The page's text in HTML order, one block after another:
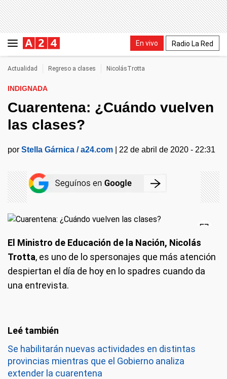
En vivo Radio La Red
Actualidad Regreso a clases NicolásTrotta
INDIGNADA
Cuarentena: ¿Cuándo vuelven
las clases?
por Stella Gárnica / a24.com 22 de abril de 2020 - 22:31
El Ministro de Educación de la Nación, Nicolás
Trotta, es uno de lo spersonajes que más atención
despiertan el día de hoy en lo spadres cuando da
una entrevista.
Se habilitarán nuevas actividades en distintas
provincias mientras que el Gobierno analiza
extender la cuarentena